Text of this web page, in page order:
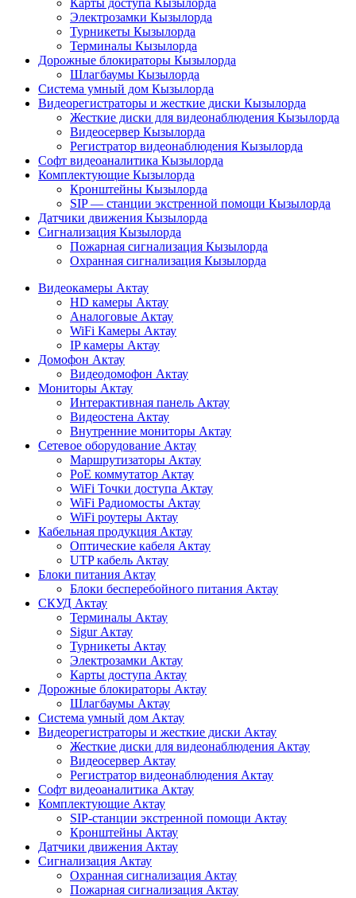
Карты доступа Кызылорда
Электрозамки Кызылорда
Турникеты Кызылорда
Терминалы Кызылорда
Дорожные блокираторы Кызылорда
Шлагбаумы Кызылорда
Система умный дом Кызылорда
Видеорегистраторы и жесткие диски Кызылорда
Жесткие диски для видеонаблюдения Кызылорда
Видеосервер Кызылорда
Регистратор видеонаблюдения Кызылорда
Софт видеоаналитика Кызылорда
Комплектующие Кызылорда
Кронштейны Кызылорда
SIP — станции экстренной помощи Кызылорда
Датчики движения Кызылорда
Сигнализация Кызылорда
Пожарная сигнализация Кызылорда
Охранная сигнализация Кызылорда
Видеокамеры Актау
HD камеры Актау
Аналоговые Актау
WiFi Камеры Актау
IP камеры Актау
Домофон Актау
Видеодомофон Актау
Мониторы Актау
Интерактивная панель Актау
Видеостена Актау
Внутренние мониторы Актау
Сетевое оборудование Актау
Маршрутизаторы Актау
PoE коммутатор Актау
WiFi Точки доступа Актау
WiFi Радиомосты Актау
WiFi роутеры Актау
Кабельная продукция Актау
Оптические кабеля Актау
UTP кабель Актау
Блоки питания Актау
Блоки бесперебойного питания Актау
СКУД Актау
Терминалы Актау
Sigur Актау
Турникеты Актау
Электрозамки Актау
Карты доступа Актау
Дорожные блокираторы Актау
Шлагбаумы Актау
Система умный дом Актау
Видеорегистраторы и жесткие диски Актау
Жесткие диски для видеонаблюдения Актау
Видеосервер Актау
Регистратор видеонаблюдения Актау
Софт видеоаналитика Актау
Комплектующие Актау
SIP-станции экстренной помощи Актау
Кронштейны Актау
Датчики движения Актау
Сигнализация Актау
Охранная сигнализация Актау
Пожарная сигнализация Актау